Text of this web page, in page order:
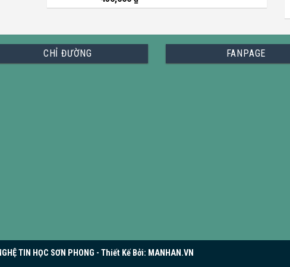
CHỈ ĐƯỜNG FANPAGE
TIN HỌC SƠN PHONG - Thiết Kế Bởi: MANHAN.VN